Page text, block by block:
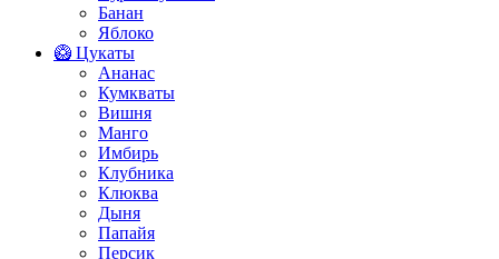
Банан
Яблоко
🥝 Цукаты
Ананас
Кумкваты
Вишня
Манго
Имбирь
Клубника
Клюква
Дыня
Папайя
Персик